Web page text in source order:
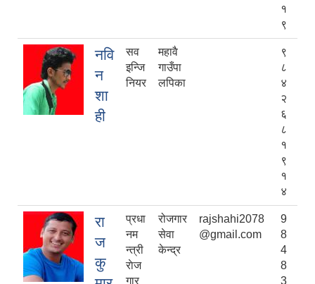
१
९
नवि
न
शा
ही
सव
इन्जि
नियर
महावै
गाउँपा
लपिका
९
८
४
२
६
८
१
९
१
४
रा
ज
कु
प्रधा
नम
न्त्री
राेज
गार
रोजगार
सेवा
केन्द्र
rajshahi2078
@gmail.com
9
8
4
8
3